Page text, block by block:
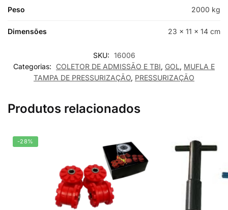
Peso 2000 kg
Dimensões 23 × 11 × 14 cm
SKU: 16006
Categorias:
COLETOR DE ADMISSÃO E TBI, GOL, MUFLA E
TAMPA DE PRESSURIZAÇÃO, PRESSURIZAÇÃO
Produtos relacionados
-28%